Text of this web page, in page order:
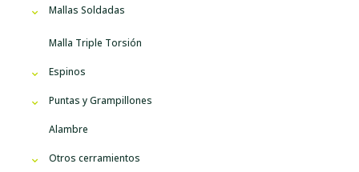
Mallas Soldadas
Malla Triple Torsión
Espinos
Puntas y Grampillones
Alambre
Otros cerramientos